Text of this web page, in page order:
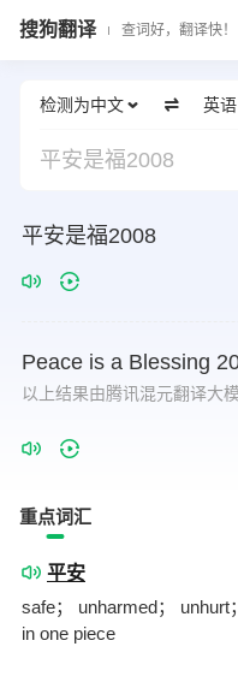
搜狗翻译 查词好，翻译快！
检测为中文 英语
平安是福2008
平安是福2008
Peace is a Blessing
以上结果由腾讯混元翻译大
重点词汇
平安
safe； unharmed； unhurt
in one piece